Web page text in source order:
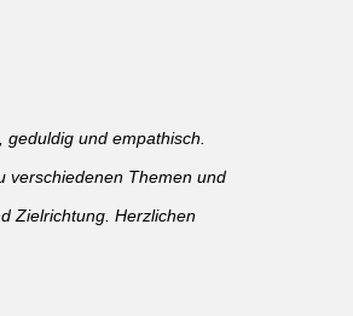
und empathisch.
verschiedenen Themen und
Zielrichtung. Herzlichen